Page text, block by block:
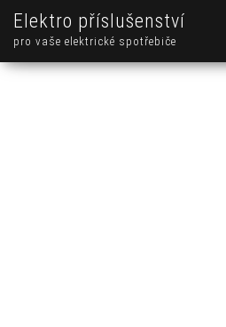
Elektro příslušenství
pro vaše elektrické spotřebiče